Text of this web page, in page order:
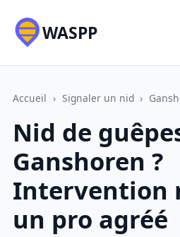
WASPP
Accueil › Signaler un nid ›
Nid de
Ganshoren ?
Intervention
un pro agréé